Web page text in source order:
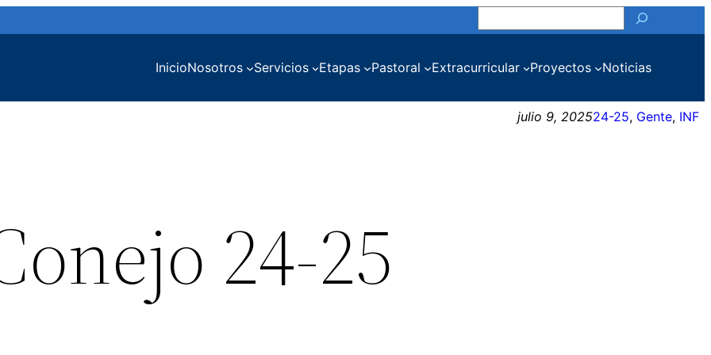
InicioNosotros Servicios Etapas Pastoral Extracurricular Proyectos Noticias
julio 9, 202524-25, Gente, INF
24-25